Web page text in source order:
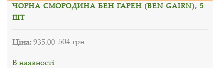
ЧОРНА СМОРОДИНА БЕН ГАРЕН (BEN GAIRN), 5
ШТ
Ціна:935.00 504 грн
В наявності